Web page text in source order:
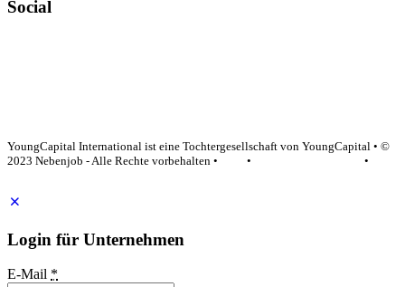
Social
YoungCapital International ist eine Tochtergesellschaft von YoungCapital • ©
2023 Nebenjob - Alle Rechte vorbehalten •
•
•
Login für Unternehmen
E-Mail *